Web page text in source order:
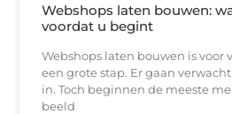
Webshops laten bouwen:
voordat u begint
Webshops laten bouwen is voor
een grote stap. Er gaan
in. Toch beginnen de meeste
beeld